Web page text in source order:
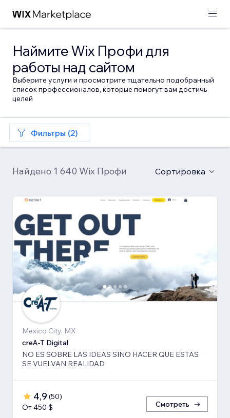
Наймите Wix Профи для
работы над сайтом
Выберите услуги и просмотрите тщательно подобранный
список профессионалов, которые помогут вам достичь
целей
Фильтры (2)
Найдено 1 640 Wix Профи Сортировка
Mexico City, MX
creA-T Digital
NO ES SOBRE LAS IDEAS SINO HACER QUE ESTAS
SE VUELVAN REALIDAD
4,9 (50)
От 450 $
Смотреть